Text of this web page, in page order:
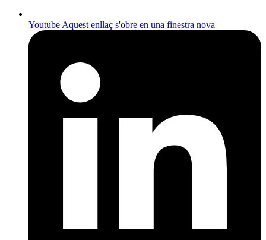
Youtube Aquest enllaç s'obre en una finestra nova